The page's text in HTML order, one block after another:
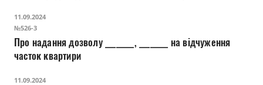
загального користування Луцької міської територіальної
громади»
11.09.2024
№526-3
Про надання дозволу ________, ________ на відчуження
часток квартири
11.09.2024